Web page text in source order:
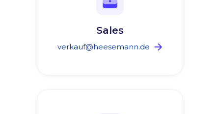
Sales
verkauf@heesemann.de